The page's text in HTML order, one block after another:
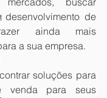
de
ainda mais
a sua empresa.
soluções para
venda para seus